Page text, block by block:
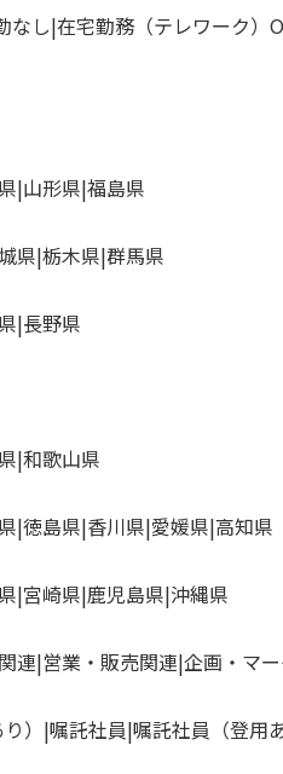
なし 在宅勤務（テレワーク）
山形県 福島県
県 栃木県 群馬県
長野県
和歌山県
徳島県 香川県 愛媛県 高知県
宮崎県 鹿児島県 沖縄県
連 営業・販売関連 企画・マ
） 嘱託社員 嘱託社員（登用あ